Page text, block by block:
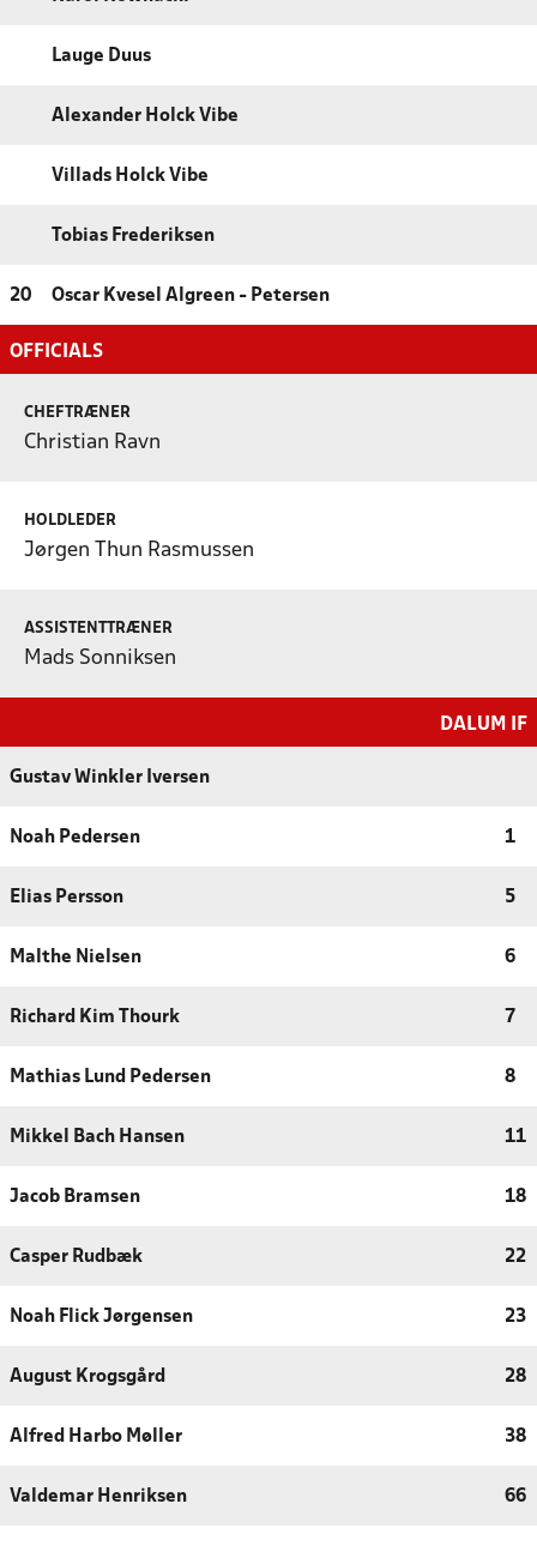
Lauge Duus
Alexander Holck Vibe
Villads Holck Vibe
Tobias Frederiksen
20 Oscar Kvesel Algreen - Petersen
OFFICIALS
CHEFTRÆNER
Christian Ravn
HOLDLEDER
Jørgen Thun Rasmussen
ASSISTENTTRÆNER
Mads Sonniksen
DALUM IF
Gustav Winkler Iversen
Noah Pedersen 1
Elias Persson 5
Malthe Nielsen 6
Richard Kim Thourk 7
Mathias Lund Pedersen 8
Mikkel Bach Hansen 11
Jacob Bramsen 18
Casper Rudbæk 22
Noah Flick Jørgensen 23
August Krogsgård 28
Alfred Harbo Møller 38
Valdemar Henriksen 66